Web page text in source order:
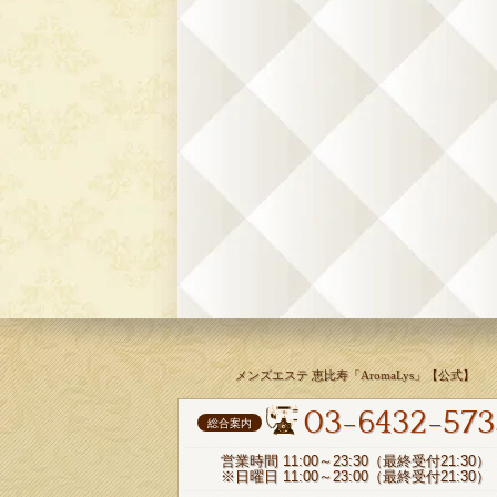
メンズエステ 恵比寿「AromaLys」【公式】
総合案内 03-6432-
営業時間 11:00～23:30（最終受付21:30）
※日曜日 11:00～23:00（最終受付21:30）